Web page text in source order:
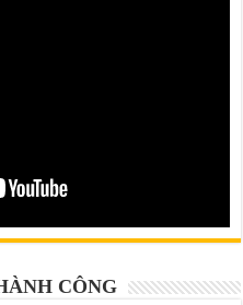
CÔNG